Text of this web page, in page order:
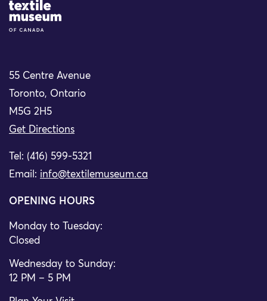
Site Logo
55 Centre Avenue
Toronto, Ontario
M5G 2H5
Get Directions
Tel: (416) 599-5321
Email: info@textilemuseum.ca
OPENING HOURS
Monday to Tuesday:
Closed
Wednesday to Sunday:
12 PM – 5 PM